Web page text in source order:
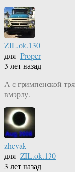
ZIL.ok.130
для Proper
3 лет назад
А с гримпенской
вмэрлу.
zhevak
для ZIL.ok.130
3 лет назад